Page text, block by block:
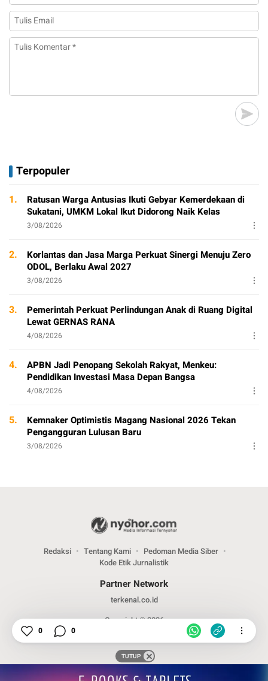
Terpopuler
1.
Ratusan Warga Antusias Ikuti Gebyar Kemerdekaan di
Sukatani, UMKM Lokal Ikut Didorong Naik Kelas
3/08/2026
2.
Korlantas dan Jasa Marga Perkuat Sinergi Menuju Zero
ODOL, Berlaku Awal 2027
3/08/2026
3.
Pemerintah Perkuat Perlindungan Anak di Ruang Digital
Lewat GERNAS RANA
4/08/2026
4.
APBN Jadi Penopang Sekolah Rakyat, Menkeu:
Pendidikan Investasi Masa Depan Bangsa
4/08/2026
5.
Kemnaker Optimistis Magang Nasional 2026 Tekan
Pengangguran Lulusan Baru
3/08/2026
Redaksi Tentang Kami
Pedoman Media Siber
Kode Etik Jurnalistik
Partner Network
terkenal.co.id
Copyright © 2026
0 0
TUTUP